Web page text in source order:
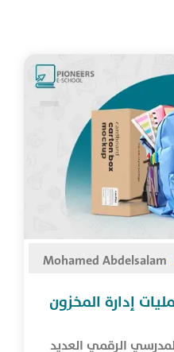
Mohamed Abdelsalam
إدارة المخزون
الرقمي العديد